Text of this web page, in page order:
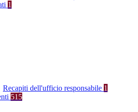
1
Recapiti dell'ufficio responsabile 1
515